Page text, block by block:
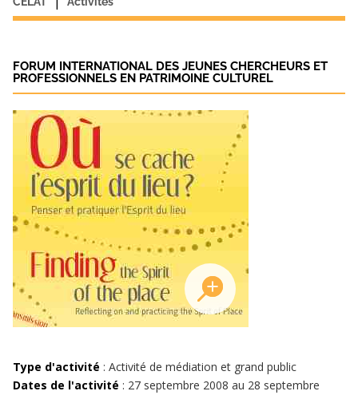
FORUM INTERNATIONAL DES JEUNES CHERCHEURS ET
PROFESSIONNELS EN PATRIMOINE CULTUREL
Type d'activité : Activité de médiation et grand public
Dates de l'activité : 27 septembre 2008 au 28 septembre